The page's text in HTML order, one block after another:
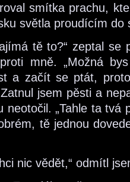
smítka prachu,
světla proudícím do
tě to?“ zeptal se
mně. „Možná
a začít se ptát,
Zatnul jsem pěsti a
neotočil. „Tahle ta tvá
tě jednou
nic vědět,“ odmítl